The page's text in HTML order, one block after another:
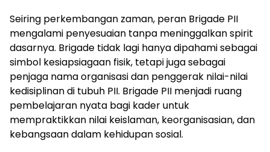
Seiring perkembangan zaman, peran Brigade PII
mengalami penyesuaian tanpa meninggalkan spirit
dasarnya. Brigade tidak lagi hanya dipahami sebagai
simbol kesiapsiagaan fisik, tetapi juga sebagai
penjaga nama organisasi dan penggerak nilai-nilai
kedisiplinan di tubuh PII. Brigade PII menjadi ruang
pembelajaran nyata bagi kader untuk
mempraktikkan nilai keislaman, keorganisasian, dan
kebangsaan dalam kehidupan sosial.